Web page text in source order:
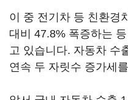
이 중 전기차 등 친환경
대비 47.8% 폭증하는
고 있습니다. 자동차 수
연속 두 자릿수 증가세